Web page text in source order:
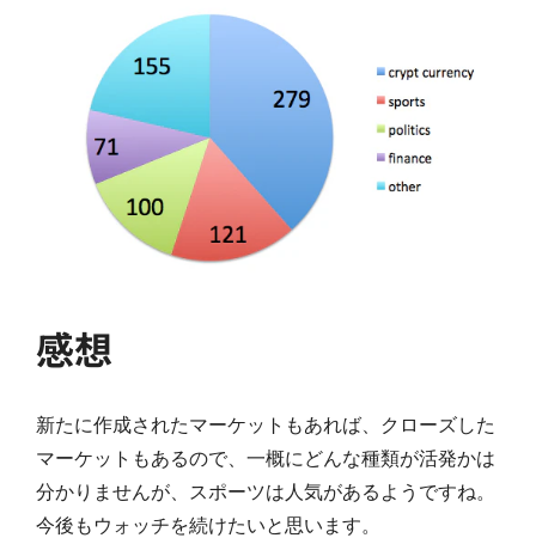
感想
新たに作成されたマーケットもあれば、クローズした
マーケットもあるので、一概にどんな種類が活発かは
分かりませんが、スポーツは人気があるようですね。
今後もウォッチを続けたいと思います。